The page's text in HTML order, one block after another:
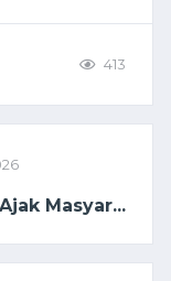
413
Masyar...